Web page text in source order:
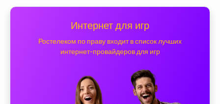
Интернет для игр
Ростелеком по праву входит в список лучших
интернет-провайдеров для игр